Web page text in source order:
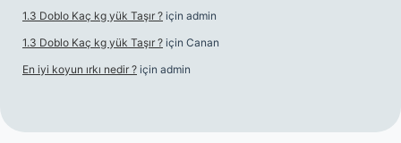
1.3 Doblo Kaç kg yük Taşır ? için admin
1.3 Doblo Kaç kg yük Taşır ? için Canan
En iyi koyun ırkı nedir ? için admin